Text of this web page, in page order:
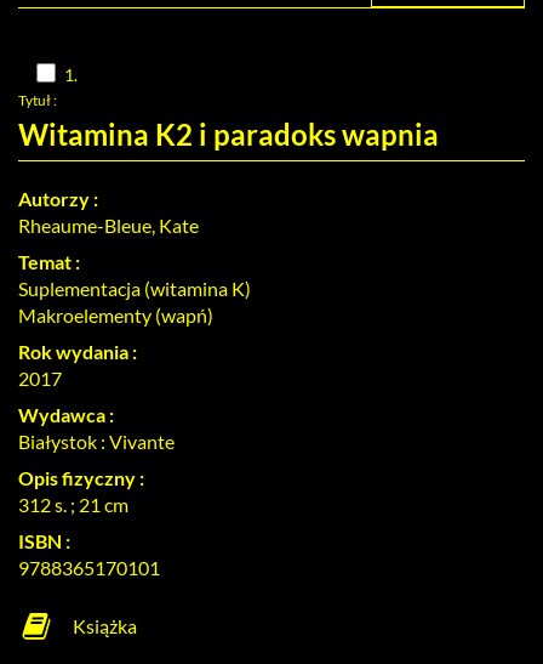
Skocz
do
nr
1
1.
Tytuł :
Witamina K2 i paradoks wapnia
Autorzy :
Rheaume-Bleue, Kate
Temat :
Suplementacja (witamina K)
Makroelementy (wapń)
Rok wydania :
2017
Wydawca :
Białystok : Vivante
Opis fizyczny :
312 s. ; 21 cm
ISBN :
9788365170101
Książka